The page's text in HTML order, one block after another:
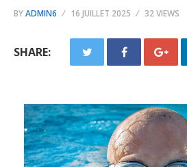
BYADMIN6 16 JUILLET 2025 32 VIEWS
SHARE: